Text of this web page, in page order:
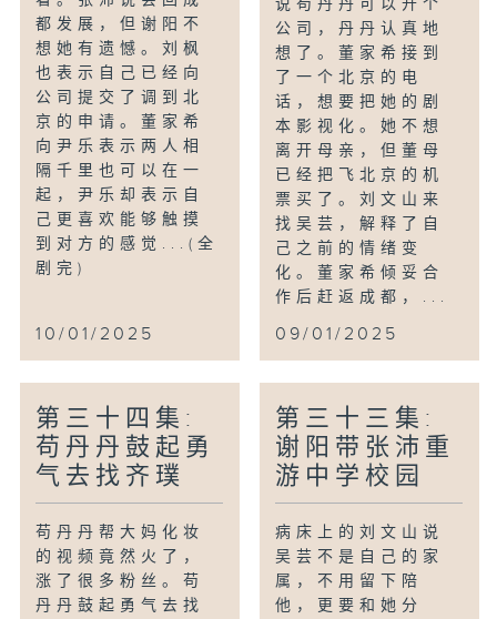
都发展，但谢阳不
想她有遗憾。刘枫
也表示自己已经向
公司提交了调到北
京的申请。董家希
向尹乐表示两人相
隔千里也可以在一
起，尹乐却表示自
己更喜欢能够触摸
到对方的感觉...(全
剧完)
10/01/2025
说苟丹丹可以开个
公司，丹丹认真地
想了。董家希接到
了一个北京的电
话，想要把她的剧
本影视化。她不想
离开母亲，但董母
已经把飞北京的机
票买了。刘文山来
找吴芸，解释了自
己之前的情绪变
化。董家希倾妥合
作后赶返成都，...
09/01/2025
第三十四集:
苟丹丹鼓起勇
气去找齐璞
苟丹丹帮大妈化妆
的视频竟然火了，
涨了很多粉丝。苟
丹丹鼓起勇气去找
第三十三集:
谢阳带张沛重
游中学校园
病床上的刘文山说
吴芸不是自己的家
属，不用留下陪
他，更要和她分